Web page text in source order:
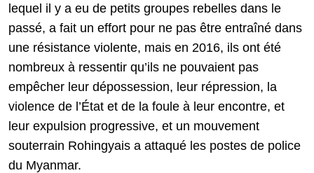
lequel il y a eu de petits groupes rebelles dans le
passé, a fait un effort pour ne pas être entraîné dans
une résistance violente, mais en 2016, ils ont été
nombreux à ressentir qu’ils ne pouvaient pas
empêcher leur dépossession, leur répression, la
violence de l’État et de la foule à leur encontre, et
leur expulsion progressive, et un mouvement
souterrain Rohingyais a attaqué les postes de police
du Myanmar.